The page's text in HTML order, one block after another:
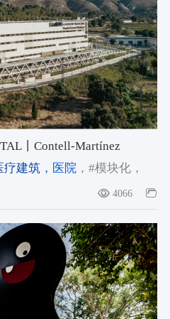
丨Contell-Martínez
疗建筑，医院，#模块化，
4066